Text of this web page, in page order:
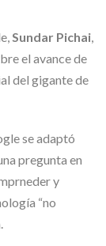
Sundar Pichai,
el avance de
del gigante de
se adaptó
pregunta en
y
“no